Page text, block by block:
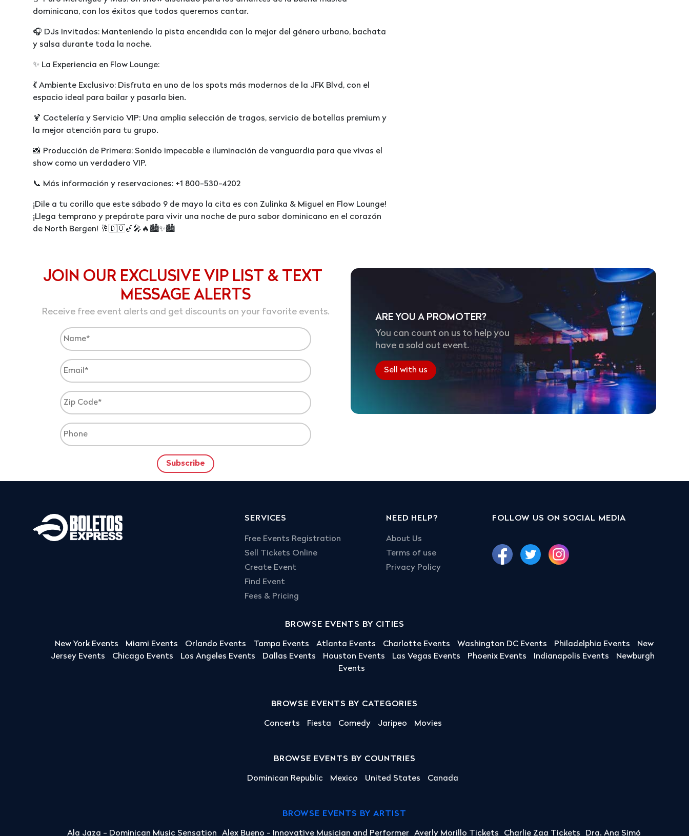
dominicana, con los éxitos que todos queremos cantar.
🎧 DJs Invitados: Manteniendo la pista encendida con lo mejor del género urbano, bachata
y salsa durante toda la noche.
✨ La Experiencia en Flow Lounge:
💃 Ambiente Exclusivo: Disfruta en uno de los spots más modernos de la JFK Blvd, con el
espacio ideal para bailar y pasarla bien.
🍹 Coctelería y Servicio VIP: Una amplia selección de tragos, servicio de botellas premium y
la mejor atención para tu grupo.
📸 Producción de Primera: Sonido impecable e iluminación de vanguardia para que vivas el
show como un verdadero VIP.
📞 Más información y reservaciones: +1 800-530-4202
¡Dile a tu corillo que este sábado 9 de mayo la cita es con Zulinka & Miguel en Flow Lounge!
¡Llega temprano y prepárate para vivir una noche de puro sabor dominicano en el corazón
de North Bergen! 🥂🇩🇴🎷🎤🔥🏙️✨🏙️
JOIN OUR EXCLUSIVE VIP LIST & TEXT
MESSAGE ALERTS
Receive free event alerts and get discounts on your favorite events.
ARE YOU A PROMOTER?
You can count on us to help you
have a sold out event.
Sell with us
SERVICES
Free Events Registration
Sell Tickets Online
Create Event
Find Event
Fees & Pricing
NEED HELP?
About Us
Terms of use
Privacy Policy
FOLLOW US ON SOCIAL MEDIA
BROWSE EVENTS BY CITIES
New York Events Miami Events Orlando Events Tampa Events Atlanta Events Charlotte Events Washington DC Events Philadelphia Events
New
Jersey Events
Chicago Events Los Angeles Events Dallas Events Houston Events Las Vegas Events Phoenix Events Indianapolis Events
Newburgh
Events
BROWSE EVENTS BY CATEGORIES
Concerts Fiesta Comedy Jaripeo Movies
BROWSE EVENTS BY COUNTRIES
Dominican Republic Mexico United States Canada
BROWSE EVENTS BY ARTIST
Ala Jaza - Dominican Music Sensation Alex Bueno - Innovative Musician and Performer Averly Morillo Tickets Charlie Zaa Tickets Dra. Ana Simó